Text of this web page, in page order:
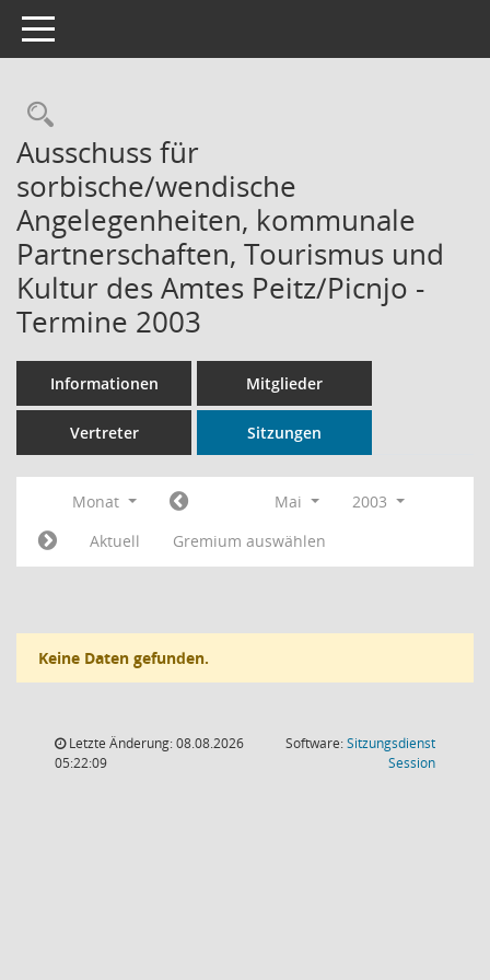
Toggle navigation
Rechercheauswahl
Ausschuss für
sorbische/wendische
Angelegenheiten, kommunale
Partnerschaften, Tourismus und
Kultur des Amtes Peitz/Picnjo -
Termine 2003
Informationen Mitglieder
Vertreter Sitzungen
Monat Mai
2003
Aktuell
Gremium auswählen
Keine Daten gefunden.
Letzte Änderung: 08.08.2026
05:22:09
Software:Sitzungsdienst
Session(Wird in